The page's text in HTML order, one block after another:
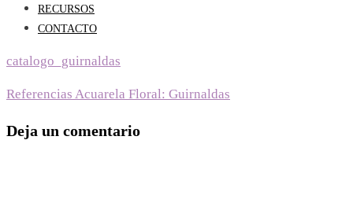
RECURSOS
CONTACTO
catalogo_guirnaldas
Navegación
de
Referencias Acuarela Floral: Guirnaldas
Deja un comentario